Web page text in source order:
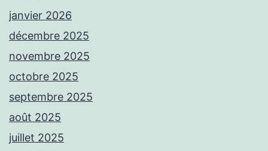
janvier 2026
décembre 2025
novembre 2025
octobre 2025
septembre 2025
août 2025
juillet 2025